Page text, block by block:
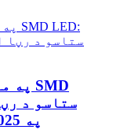
په 2025 کې کوم یو غوره دی؟